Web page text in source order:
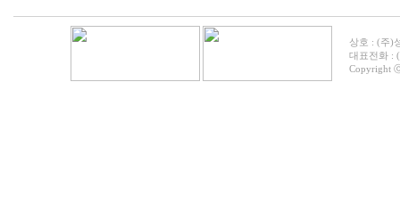
상호 : (주)
대표전화 :
Copyright